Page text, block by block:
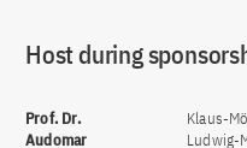
Host during
Prof. Dr.
Audomar
Klaus-
Ludwig-